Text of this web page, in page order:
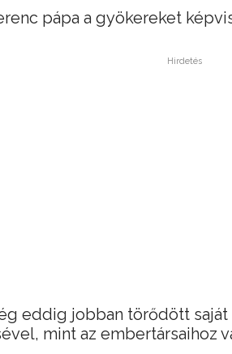
pápa a gyökereket
Hirdetés
eddig jobban törődött
mint az embertársaihoz